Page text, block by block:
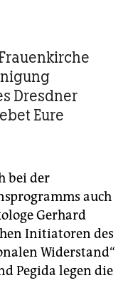
Dresdner
Eure
bei der
auch
Gerhard
Initiatoren des
Widerstand“
Pegida legen die